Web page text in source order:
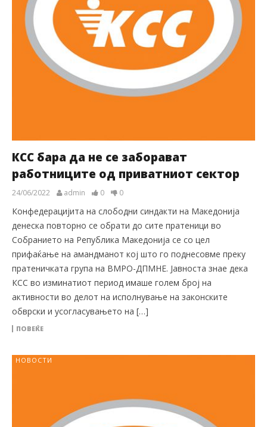
КСС бара да не се заборават
работниците од приватниот сектор
24/06/2022 admin 0 0
Конфедерацијита на слободни синдакти на Македонија
денеска повторно се обрати до сите пратеници во
Собранието на Република Македонија се со цел
прифаќање на амандманот кој што го поднесовме преку
пратеничката група на ВМРО-ДПМНЕ. Јавноста знае дека
КСС во изминатиот период имаше голем број на
активности во делот на исполнување на законските
обврски и усогласувањето на […]
ПОВЕЌЕ
НОВОСТИ